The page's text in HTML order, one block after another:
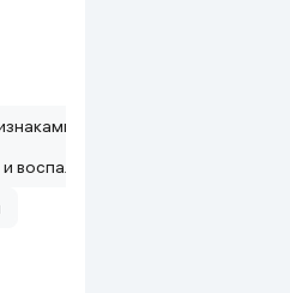
старения (для всех
воспалениям